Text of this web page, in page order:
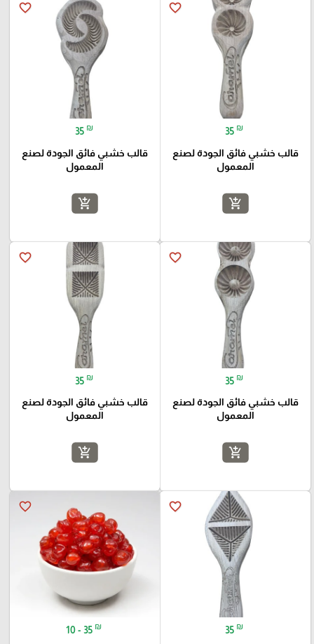
favorite_border
35 ₪
قالب خشبي فائق الجودة لصنع
المعمول
add_shopping_cart
favorite_border
35 ₪
قالب خشبي فائق الجودة لصنع
المعمول
add_shopping_cart
favorite_border
35 ₪
قالب خشبي فائق الجودة لصنع
المعمول
add_shopping_cart
favorite_border
35 ₪
قالب خشبي فائق الجودة لصنع
المعمول
add_shopping_cart
favorite_border
35 ₪
favorite_border
10 - 35 ₪